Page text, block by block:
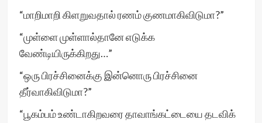
“மாறிமாறி கிளறுவதால் ரணம் குணமாகிவிடுமா?”
“முள்ளை முள்ளால்தானே எடுக்க
வேண்டியிருக்கிறது…”
“ஒரு பிரச்சினைக்கு இன்னொரு பிரச்சினை
தீர்வாகிவிடுமா?”
“பூகம்பம் உண்டாகிறவரை தாவாங்கட்டையை தடவிக்